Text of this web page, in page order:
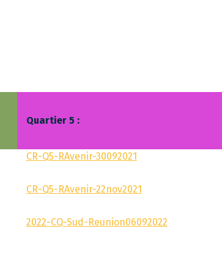
Quartier 5 :
CR-Q5-RAvenir-30092021
CR-Q5-RAvenir-22nov2021
2022-CQ-Sud-Reunion06092022